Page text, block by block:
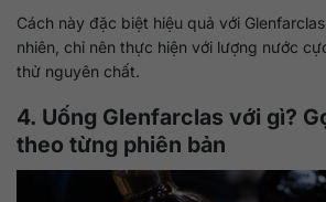
Cách này đặc biệt hiệu quả với Glenfarclas
nhiên, chỉ nên thực hiện với lượng nước
thử nguyên chất.
4. Uống Glenfarclas với gì?
theo từng phiên bản